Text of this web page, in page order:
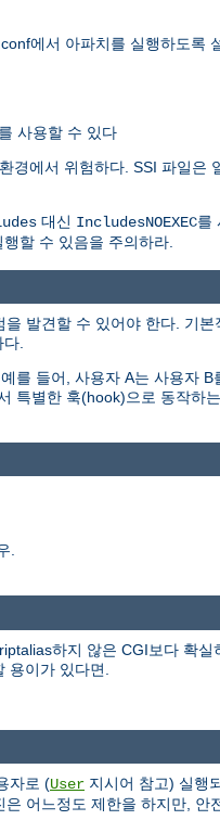
에서 아파치를 실행하도록
를 사용할 수 있다
경에서 위험하다. SSI 파일은
대신 IncludesNOEXEC를
할 수 있음을 주의하라.
발견할 수 있어야 한다. 기본
.
를 들어, 사용자 A는 사용자
특별한 훅(hook)으로 동작하는
.
하지 않은 CGI보다 확실
이가 있다면.
자로 (User 지시어 참고) 실행
어느정도 제한을 하지만, 안